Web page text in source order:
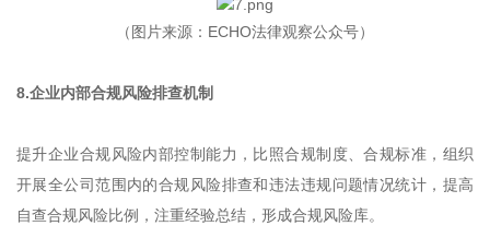
（图片来源：ECHO法律观察公众号）
8.企业内部合规风险排查机制
提升企业合规风险内部控制能力，比照合规制度、合规标准，组织
开展全公司范围内的合规风险排查和违法违规问题情况统计，提高
自查合规风险比例，注重经验总结，形成合规风险库。